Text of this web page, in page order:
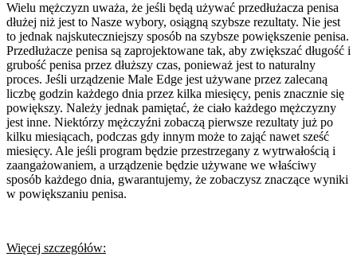
Wielu mężczyzn uważa, że jeśli będą używać przedłużacza penisa
dłużej niż jest to Nasze wybory, osiągną szybsze rezultaty. Nie jest
to jednak najskuteczniejszy sposób na szybsze powiększenie penisa.
Przedłużacze penisa są zaprojektowane tak, aby zwiększać długość i
grubość penisa przez dłuższy czas, ponieważ jest to naturalny
proces. Jeśli urządzenie Male Edge jest używane przez zalecaną
liczbę godzin każdego dnia przez kilka miesięcy, penis znacznie się
powiększy. Należy jednak pamiętać, że ciało każdego mężczyzny
jest inne. Niektórzy mężczyźni zobaczą pierwsze rezultaty już po
kilku miesiącach, podczas gdy innym może to zająć nawet sześć
miesięcy. Ale jeśli program będzie przestrzegany z wytrwałością i
zaangażowaniem, a urządzenie będzie używane we właściwy
sposób każdego dnia, gwarantujemy, że zobaczysz znaczące wyniki
w powiększaniu penisa.
Więcej szczegółów: